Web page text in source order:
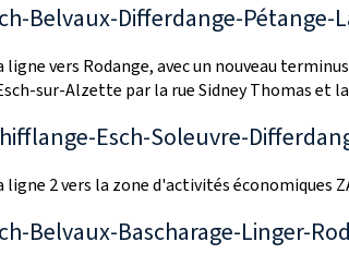
Belvaux-Differdange-
vers Rodange, avec un nouveau
sur-Alzette par la rue Sidney Thomas et
Esch-Soleuvre-
2 vers la zone d'activités économiques
Belvaux-Bascharage-Linger-